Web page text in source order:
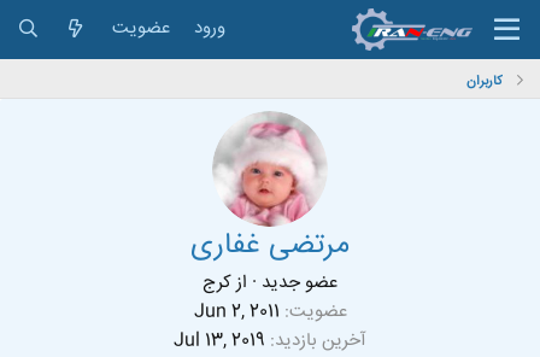
ورود عضویت
کاربران
مرتضی غفاری
عضو جدید · ازکرج
عضویت Jun 2, 2011
آخرین بازدید Jul 13, 2019